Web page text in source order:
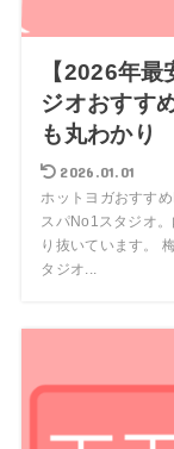
【2026年
ジオおすす
も丸わかり
2026.01.01
ホットヨガおすす
スパNo1スタジオ
り抜いています。
タジオ...